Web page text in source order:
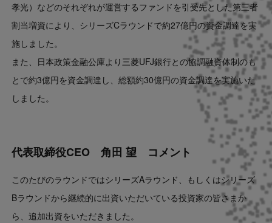
孝光）などのそれぞれが運営するファンドを引受先とした第三者
割当増資により、シリーズCラウンドで約27億円の資金調達を実
施しました。
また、日本政策金融公庫より三菱UFJ銀行との協調融資体制のも
とで約3億円を資金調達し、総額約30億円の資金調達を実施いた
しました。
代表取締役CEO 角田 望 コメント
このたびのラウンドではシリーズAラウンド、もしくはシリーズ
Bラウンドから継続的に出資いただいている投資家の皆さまか
ら、追加出資をいただきました。